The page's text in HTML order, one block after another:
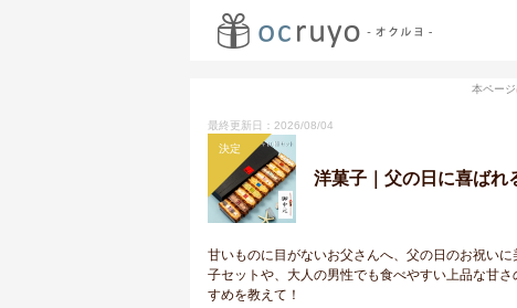
本ペー
最終更新日：2026/08/04
決定
洋菓子｜父の日に喜ばれ
甘いものに目がないお父さんへ、父の日のお祝い
子セットや、大人の男性でも食べやすい上品な甘
すめを教えて！